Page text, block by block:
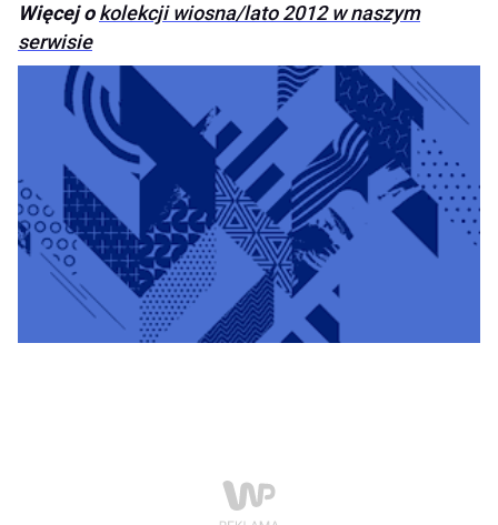
Więcej okolekcji wiosna/lato 2012 w naszym
serwisie